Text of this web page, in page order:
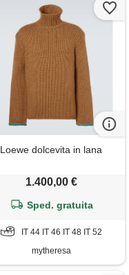
Loewe dolcevita in lana
1.400,00 €
Sped. gratuita
IT 44 IT 46 IT 48 IT 52
mytheresa